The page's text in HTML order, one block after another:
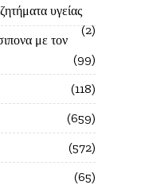
υγείας
2
με τον
99
118
659
572
65